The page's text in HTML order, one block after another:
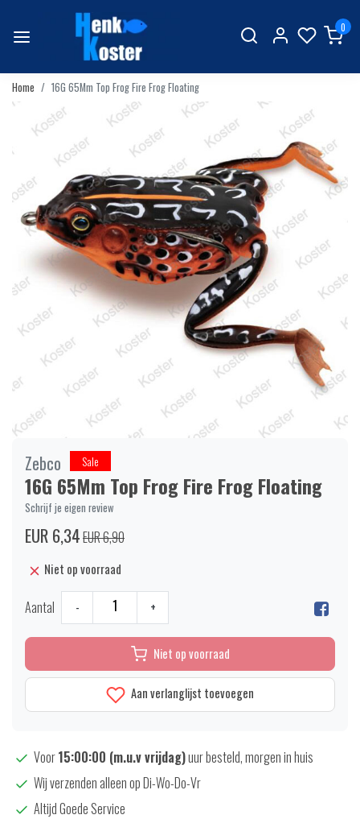
0
Home 16G 65Mm Top Frog Fire Frog Floating
Zebco Sale
16G 65Mm Top Frog Fire Frog Floating
Schrijf je eigen review
EUR 6,34EUR 6,90
Niet op voorraad
Aantal - +
Niet op voorraad
Aan verlanglijst toevoegen
Voor15:00:00 (m.u.v vrijdag)uur besteld, morgen in huis
Wij verzenden alleen op Di-Wo-Do-Vr
Altijd Goede Service